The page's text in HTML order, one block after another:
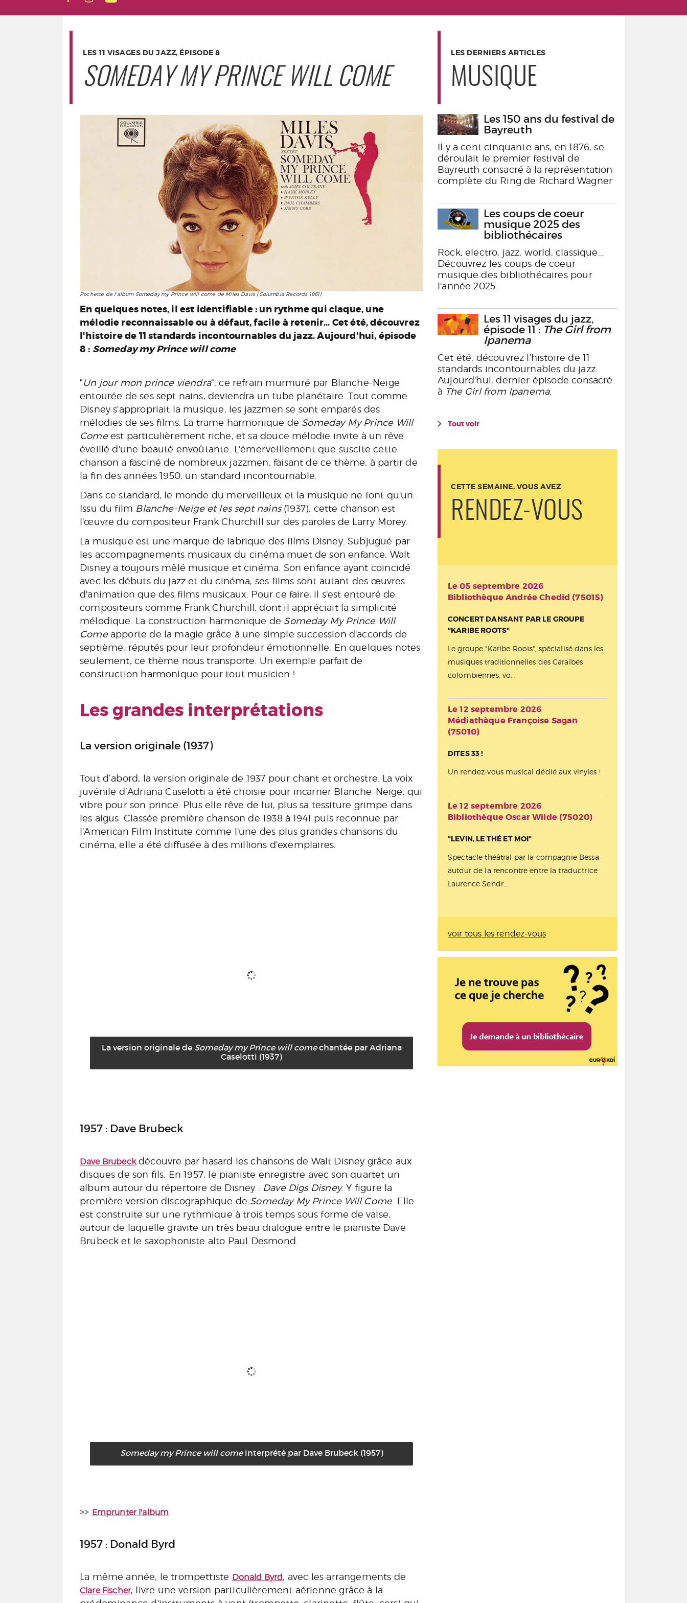
LES 11 VISAGES DU JAZZ, ÉPISODE 8
SOMEDAY MY PRINCE WILL COME
Pochette de l'album Someday my Prince will comede Miles Davis (Columbia Records 1961)
En quelques notes, il est identifiable : un rythme qui claque, une
mélodie reconnaissable ou à défaut, facile à retenir… Cet été, découvrez
l'histoire de 11 standards incontournables du jazz. Aujourd'hui, épisode
8 : Someday my Prince will come
"Un jour mon prince viendra", ce refrain murmuré par Blanche-Neige
entourée de ses sept nains, deviendra un tube planétaire. Tout comme
Disney s'appropriait la musique, les jazzmen se sont emparés des
mélodies de ses films. La trame harmonique de Someday My Prince Will
Comeest particulièrement riche, et sa douce mélodie invite à un rêve
éveillé d'une beauté envoûtante. L'émerveillement que suscite cette
chanson a fasciné de nombreux jazzmen, faisant de ce thème, à partir de
la fin des années 1950, un standard incontournable.
Dans ce standard, le monde du merveilleux et la musique ne font qu'un.
Issu du film Blanche-Neige et les sept nains(1937), cette chanson est
l'œuvre du compositeur Frank Churchill sur des paroles de Larry Morey.
La musique est une marque de fabrique des films Disney. Subjugué par
les accompagnements musicaux du cinéma muet de son enfance, Walt
Disney a toujours mêlé musique et cinéma. Son enfance ayant coïncidé
avec les débuts du jazz et du cinéma, ses films sont autant des œuvres
d'animation que des films musicaux. Pour ce faire, il s'est entouré de
compositeurs comme Frank Churchill, dont il appréciait la simplicité
mélodique. La construction harmonique de Someday My Prince Will
Comeapporte de la magie grâce à une simple succession d'accords de
septième, réputés pour leur profondeur émotionnelle. En quelques notes
seulement, ce thème nous transporte. Un exemple parfait de
construction harmonique pour tout musicien !
Les grandes interprétations
La version originale (1937)
Tout d’abord, la version originale de 1937 pour chant et orchestre. La voix
juvénile d’Adriana Caselotti a été choisie pour incarner Blanche-Neige, qui
vibre pour son prince. Plus elle rêve de lui, plus sa tessiture grimpe dans
les aigus. Classée première chanson de 1938 à 1941 puis reconnue par
l'American Film Institute comme l'une des plus grandes chansons du
cinéma, elle a été diffusée à des millions d'exemplaires.
La version originale de Someday my Prince will comechantée par Adriana
Caselotti (1937)
1957 : Dave Brubeck
Dave Brubeckdécouvre par hasard les chansons de Walt Disney grâce aux
disques de son fils. En 1957, le pianiste enregistre avec son quartet un
album autour du répertoire de Disney : Dave Digs Disney. Y figure la
première version discographique de Someday My Prince Will Come. Elle
est construite sur une rythmique à trois temps sous forme de valse,
autour de laquelle gravite un très beau dialogue entre le pianiste Dave
Brubeck et le saxophoniste alto Paul Desmond.
Someday my Prince will comeinterprété par Dave Brubeck (1957)
>> Emprunter l'album
1957 : Donald Byrd
La même année, le trompettiste Donald Byrd, avec les arrangements de
Clare Fischer, livre une version particulièrement aérienne grâce à la
LES DERNIERS ARTICLES
MUSIQUE
Les 150 ans du festival de
Bayreuth
Il y a cent cinquante ans, en 1876, se
déroulait le premier festival de
Bayreuth consacré à la représentation
complète du Ring de Richard Wagner
Les coups de coeur
musique 2025 des
bibliothécaires
Rock, electro, jazz, world, classique...
Découvrez les coups de coeur
musique des bibliothécaires pour
l'année 2025.
Les 11 visages du jazz,
épisode 11 : The Girl from
Ipanema
Cet été, découvrez l'histoire de 11
standards incontournables du jazz.
Aujourd'hui, dernier épisode consacré
à The Girl from Ipanema.
Tout voir
CETTE SEMAINE, VOUS AVEZ
RENDEZ-VOUS
Le 05 septembre 2026
Bibliothèque Andrée Chedid (75015)
CONCERT DANSANT PAR LE GROUPE
"KARIBE ROOTS"
Le groupe "Karibe Roots", spécialisé dans les
musiques traditionnelles des Caraïbes
colombiennes, vo...
Le 12 septembre 2026
Médiathèque Françoise Sagan
(75010)
DITES 33 !
Un rendez-vous musical dédié aux vinyles !
Le 12 septembre 2026
Bibliothèque Oscar Wilde (75020)
"LEVIN, LE THÉ ET MOI"
Spectacle théâtral par la compagnie Bessa
autour de la rencontre entre la traductrice
Laurence Sendr...
voir tous les rendez-vous